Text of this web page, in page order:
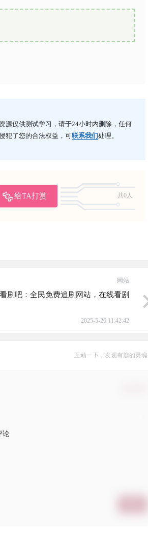
源仅供测试学习，请于24小时内删除，任何
犯了您的合法权益，可联系我们处理。
给TA打赏
共0人
网站
看剧吧：全民免费追剧网站，在线看剧
2025-5-26 11:42:42
互动一下，发现有趣的灵魂
论